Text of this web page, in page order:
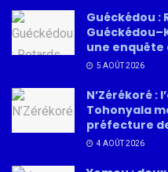
Guéckédou :
une enquête
5 AOÛT 2026
N’Zérékoré
Tohonyala
préfecture
4 AOÛT 2026